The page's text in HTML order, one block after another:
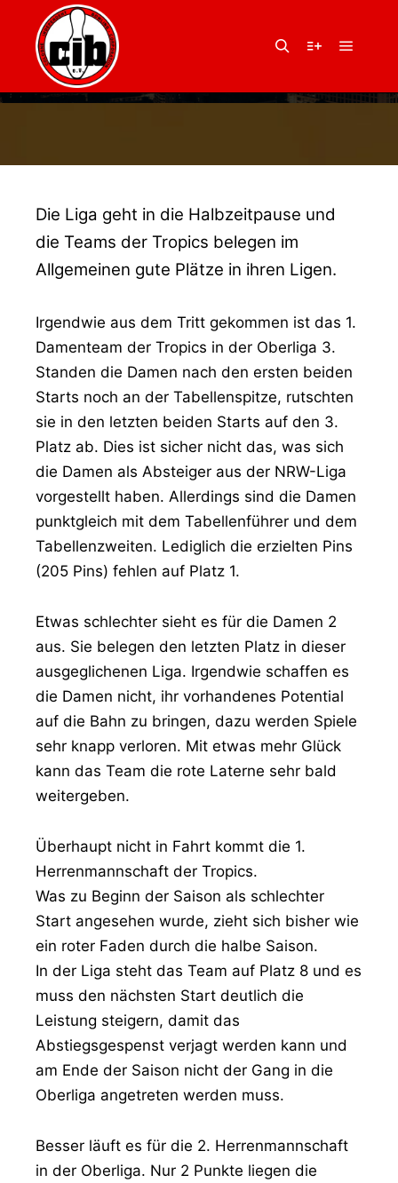
30. November 2016
LIGA GEHT IN DIE
WINTERPAUSE
Die Liga geht in die Halbzeitpause und
die Teams der Tropics belegen im
Allgemeinen gute Plätze in ihren Ligen.
Irgendwie aus dem Tritt gekommen ist das 1.
Damenteam der Tropics in der Oberliga 3.
Standen die Damen nach den ersten beiden
Starts noch an der Tabellenspitze, rutschten
sie in den letzten beiden Starts auf den 3.
Platz ab. Dies ist sicher nicht das, was sich
die Damen als Absteiger aus der NRW-Liga
vorgestellt haben. Allerdings sind die Damen
punktgleich mit dem Tabellenführer und dem
Tabellenzweiten. Lediglich die erzielten Pins
(205 Pins) fehlen auf Platz 1.
Etwas schlechter sieht es für die Damen 2
aus. Sie belegen den letzten Platz in dieser
ausgeglichenen Liga. Irgendwie schaffen es
die Damen nicht, ihr vorhandenes Potential
auf die Bahn zu bringen, dazu werden Spiele
sehr knapp verloren. Mit etwas mehr Glück
kann das Team die rote Laterne sehr bald
weitergeben.
Überhaupt nicht in Fahrt kommt die 1.
Herrenmannschaft der Tropics.
Was zu Beginn der Saison als schlechter
Start angesehen wurde, zieht sich bisher wie
ein roter Faden durch die halbe Saison.
In der Liga steht das Team auf Platz 8 und es
muss den nächsten Start deutlich die
Leistung steigern, damit das
Abstiegsgespenst verjagt werden kann und
am Ende der Saison nicht der Gang in die
Oberliga angetreten werden muss.
Besser läuft es für die 2. Herrenmannschaft
in der Oberliga. Nur 2 Punkte liegen die